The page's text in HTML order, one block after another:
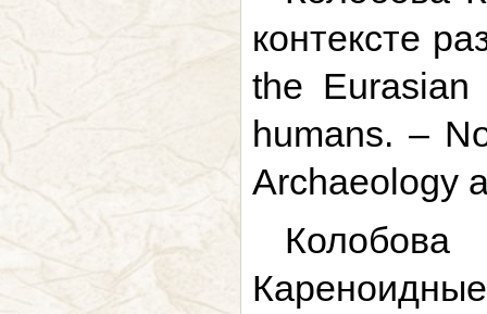
контексте
the
humans. –
Archaeology